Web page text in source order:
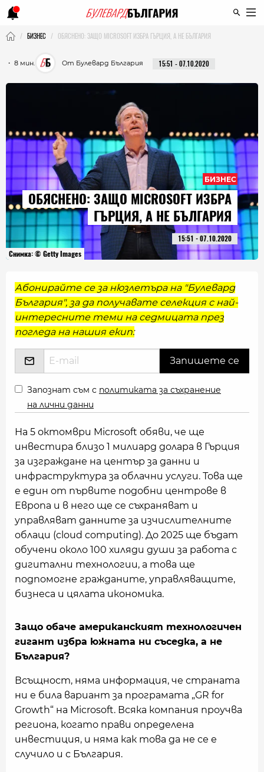
БИЗНЕС ОБЯСНЕНО: ЗАЩО MICROSOFT ИЗБРА ГЪРЦИЯ, А НЕ БЪЛГАРИЯ
・ 8 мин. От Булевард България 15:51 - 07.10.2020
БИЗНЕС
ОБЯСНЕНО: ЗАЩО MICROSOFT ИЗБРА
ГЪРЦИЯ, А НЕ БЪЛГАРИЯ
15:51 - 07.10.2020
Снимка: © Getty Images
Абонирайте се за нюзлетъра на "Булевард
България", за да получавате селекция с най-
интересните теми на седмицата през
погледа на нашия екип:
Запознат съм с политиката за съхранение
на лични данни
На 5 октомври Microsoft обяви, че ще
инвестира близо 1 милиард долара в Гърция
за изграждане на център за данни и
инфраструктура за облачни услуги. Това ще
е един от първите подобни центрове в
Европа и в него ще се съхраняват и
управляват данните за изчислителните
облаци (cloud computing). До 2025 ще бъдат
обучени около 100 хиляди души за работа с
дигитални технологии, а това ще
подпомогне гражданите, управляващите,
бизнеса и цялата икономика.
Защо обаче американският технологичен
гигант избра южната ни съседка, а не
България?
Всъщност, няма информация, че страната
ни е била вариант за програмата „GR for
Growth“ на Microsoft. Всяка компания проучва
региона, когато прави определена
инвестиция, и няма как това да не се е
случило и с България.